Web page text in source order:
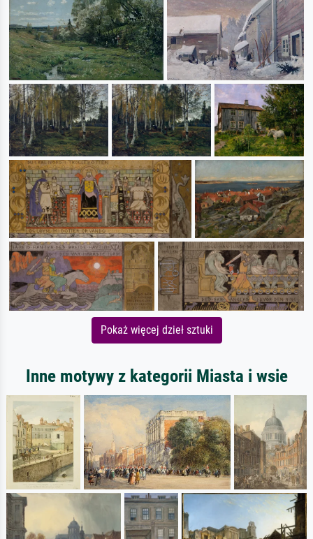
Pokaż więcej dzieł sztuki
Inne motywy z kategorii Miasta i wsie